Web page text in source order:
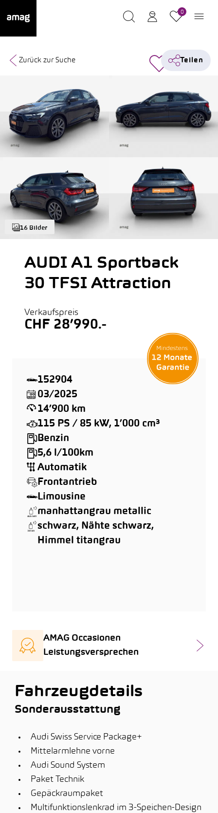
0
16 Bilder
Zurück zur Suche Teilen
AUDI A1 Sportback
30 TFSI Attraction
Verkaufspreis
CHF 28’990.-
152904
03/2025
14’900 km
115 PS / 85 kW, 1’000 cm³
Benzin
5,6 l/100km
Automatik
Frontantrieb
Limousine
manhattangrau metallic
schwarz, Nähte schwarz,
Himmel titangrau
AMAG Occasionen
Leistungsversprechen
Fahrzeugdetails
Sonderausstattung
Audi Swiss Service Package+
Mittelarmlehne vorne
Audi Sound System
Paket Technik
Gepäckraumpaket
Multifunktionslenkrad im 3-Speichen-Design